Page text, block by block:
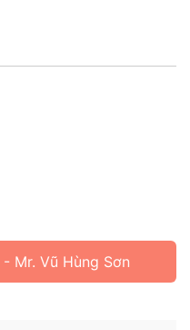
- Mr. Vũ Hùng Sơn